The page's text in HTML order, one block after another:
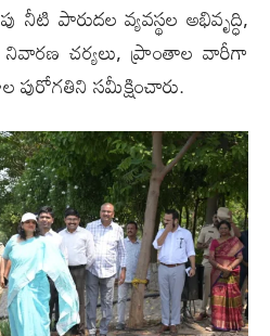
నీటి పారుదల వ్యవస్థల అభివృద్ధి,
నివారణ చర్యలు, ప్రాంతాల వారీగా
పురోగతిని సమీక్షించారు.